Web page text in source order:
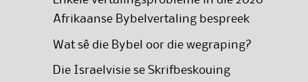
Afrikaanse Bybelvertaling bespreek
Wat sê die Bybel oor die wegraping?
Die Israelvisie se Skrifbeskouing